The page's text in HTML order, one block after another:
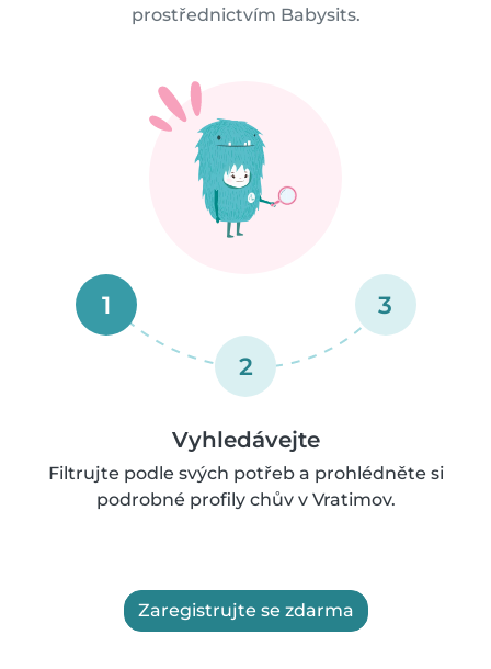
prostřednictvím Babysits.
1
2
3
Vyhledávejte
Filtrujte podle svých potřeb a prohlédněte si
podrobné profily chův v Vratimov.
Zaregistrujte se zdarma